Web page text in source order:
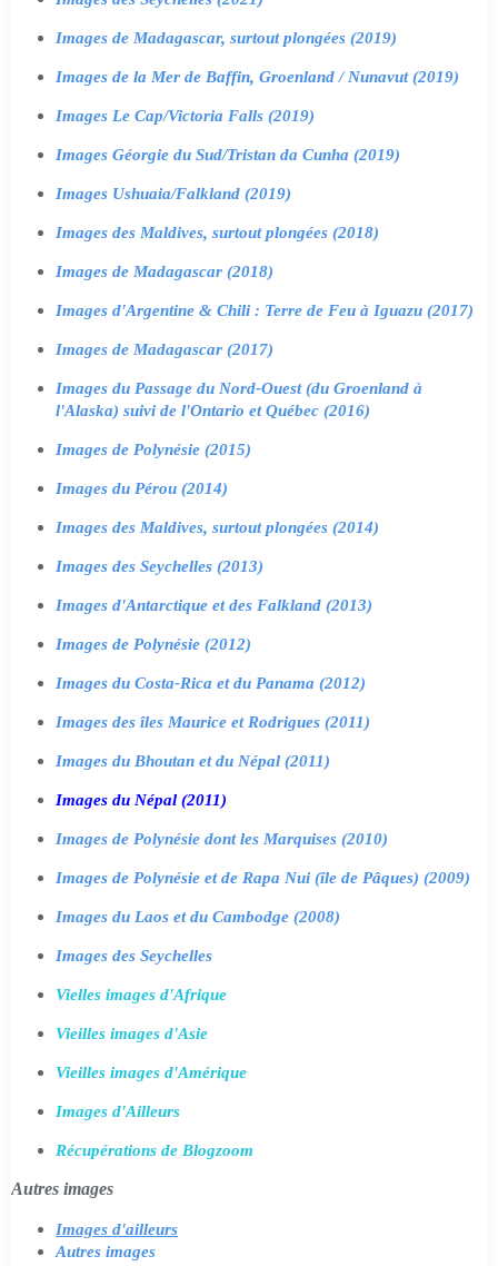
Images de Madagascar, surtout plongées (2019)
Images de la Mer de Baffin, Groenland / Nunavut (2019)
Images Le Cap/Victoria Falls (2019)
Images Géorgie du Sud/Tristan da Cunha (2019)
Images Ushuaia/Falkland (2019)
Images des Maldives, surtout plongées (2018)
Images de Madagascar (2018)
Images d'Argentine & Chili : Terre de Feu à Iguazu (2017)
Images de Madagascar (2017)
Images du Passage du Nord-Ouest (du Groenland à
l'Alaska) suivi de l'Ontario et Québec (2016)
Images de Polynésie (2015)
Images du Pérou (2014)
Images des Maldives, surtout plongées (2014)
Images des Seychelles (2013)
Images d'Antarctique et des Falkland (2013)
Images de Polynésie (2012)
Images du Costa-Rica et du Panama (2012)
Images des îles Maurice et Rodrigues (2011)
Images du Bhoutan et du Népal (2011)
Images du Népal (2011)
Images de Polynésie dont les Marquises (2010)
Images de Polynésie et de Rapa Nui (île de Pâques) (2009)
Images du Laos et du Cambodge (2008)
Images des Seychelles
Vielles images d'Afrique
Vieilles images d'Asie
Vieilles images d'Amérique
Images d'Ailleurs
Récupérations de Blogzoom
Autres images
Images d'ailleurs
Autres images